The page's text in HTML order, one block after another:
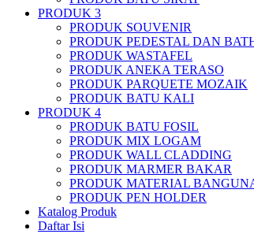
PRODUK 3
PRODUK SOUVENIR
PRODUK PEDESTAL DAN
PRODUK WASTAFEL
PRODUK ANEKA TERASO
PRODUK PARQUETE MOZAIK
PRODUK BATU KALI
PRODUK 4
PRODUK BATU FOSIL
PRODUK MIX LOGAM
PRODUK WALL CLADDING
PRODUK MARMER BAKAR
PRODUK MATERIAL
PRODUK PEN HOLDER
Katalog Produk
Daftar Isi